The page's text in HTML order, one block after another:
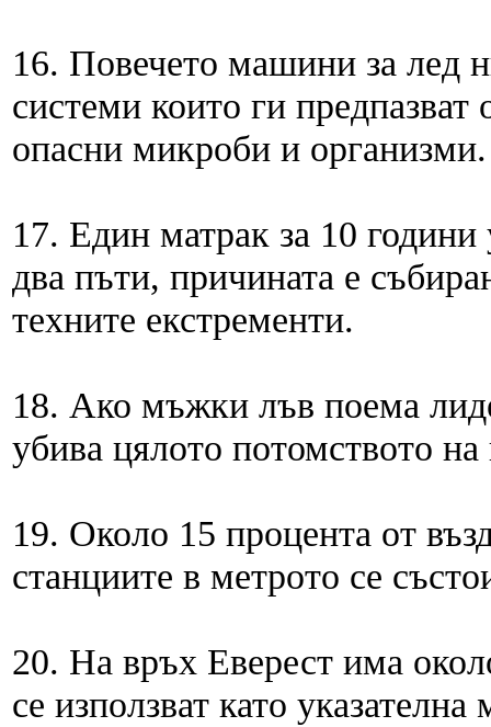
16. Повечето машини за лед
системи които ги предпазват
опасни микроби и организми.
17. Един матрак за 10 години
два пъти, причината е
техните екстременти.
18. Ако мъжки лъв поема
убива цялото потомството
19. Около 15 процента от
станциите в метрото се
20. На връх Еверест има
се използват като